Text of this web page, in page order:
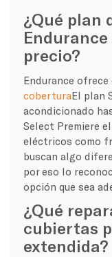
¿Qué plan
precio?
Endurance
coberturaEl plan
acondicionado
Select Premiere
eléctricos como
buscan algo
por eso lo
opción que sea
¿Qué
cubiertas
extendida?